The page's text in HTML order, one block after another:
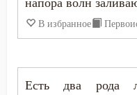
Прощение
Псалтирь
Пьянство
В избранное
Есть два рода